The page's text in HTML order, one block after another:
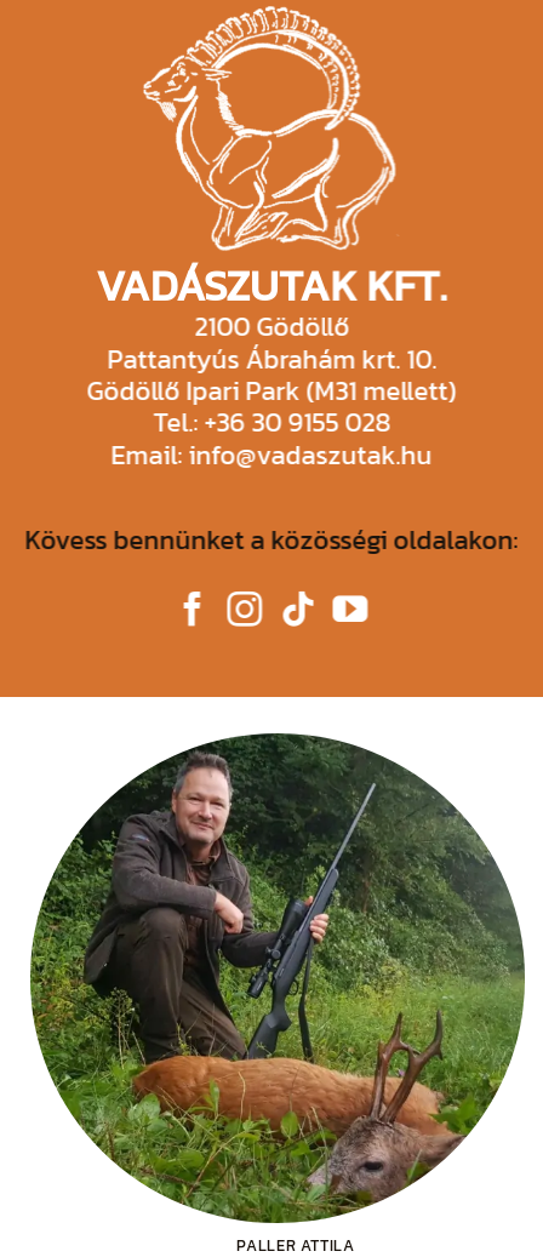
VADÁSZUTAK KFT.
2100 Gödöllő
Pattantyús Ábrahám krt. 10.
Gödöllő Ipari Park (M31 mellett)
Tel.: +36 30 9155 028
Email: info@vadaszutak.hu
Kövess bennünket a közösségi oldalakon:
PALLER ATTILA